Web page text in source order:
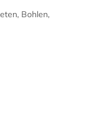
Bohlen,